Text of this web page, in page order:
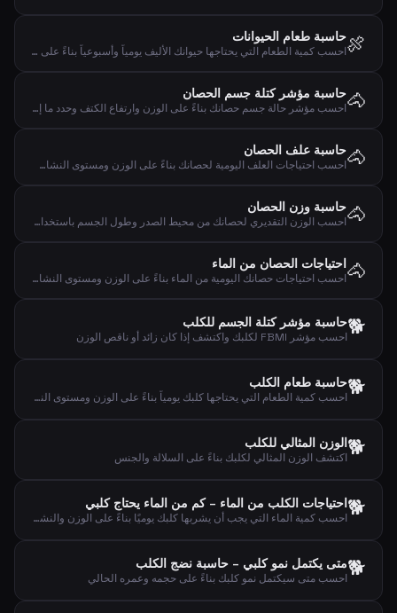
🍖حاسبة طعام الحيوانات
احسب كمية الطعام التي يحتاجها حيوانك الأليف يومياً وأسبوعياً بناءً على نوع الحيوان والوزن ومستوى النشاط
🐴حاسبة مؤشر كتلة جسم الحصان
احسب مؤشر حالة جسم حصانك بناءً على الوزن وارتفاع الكتف وحدد ما إذا كان الحصان نحيفاً أو طبيعياً أو بديناً
🐴حاسبة علف الحصان
احسب احتياجات العلف اليومية لحصانك بناءً على الوزن ومستوى النشاط والنوع
🐴حاسبة وزن الحصان
احسب الوزن التقديري لحصانك من محيط الصدر وطول الجسم باستخدام معادلة كارول وهانتنغتون
🐴احتياجات الحصان من الماء
احسب احتياجات حصانك اليومية من الماء بناءً على الوزن ومستوى النشاط ودرجة الحرارة
🐕حاسبة مؤشر كتلة الجسم للكلب
احسب مؤشر FBMI لكلبك واكتشف إذا كان زائد أو ناقص الوزن
🐕حاسبة طعام الكلب
احسب كمية الطعام التي يحتاجها كلبك يومياً بناءً على الوزن ومستوى النشاط والعمر
🐕الوزن المثالي للكلب
اكتشف الوزن المثالي لكلبك بناءً على السلالة والجنس
🐕احتياجات الكلب من الماء – كم من الماء يحتاج كلبي
احسب كمية الماء التي يجب أن يشربها كلبك يوميًا بناءً على الوزن والنشاط والطقس
🐕متى يكتمل نمو كلبي – حاسبة نضج الكلب
احسب متى سيكتمل نمو كلبك بناءً على حجمه وعمره الحالي